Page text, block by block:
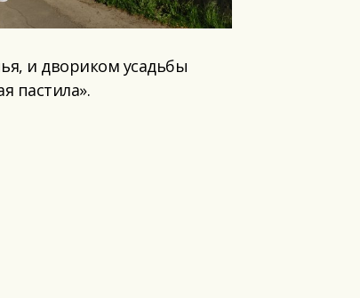
и двориком усадьбы
пастила».